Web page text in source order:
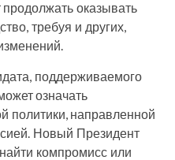
оказывать
требуя и других,
поддерживаемого
означать
политики, направленной
Новый Президент
компромисс или